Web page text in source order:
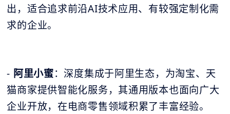
出，适合追求前沿AI技术应用、有较强定制化需
求的企业。
- 阿里小蜜：深度集成于阿里生态，为淘宝、天
猫商家提供智能化服务，其通用版本也面向广大
企业开放，在电商零售领域积累了丰富经验。